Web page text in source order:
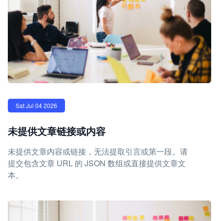
Sat Jul 04 2026
未提供文章链接或内容
未提供文章内容或链接，无法提取引言或第一段。请
提交包含文章 URL 的 JSON 数组或直接提供文章文
本。